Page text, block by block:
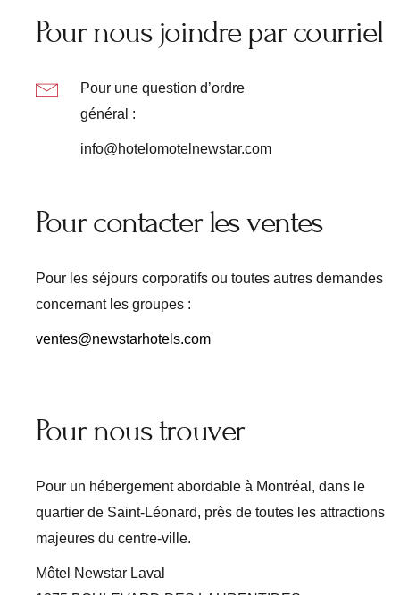
Pour nous joindre par courriel
Pour une question d’ordre
général :
info@hotelomotelnewstar.com
Pour contacter les ventes
Pour les séjours corporatifs ou toutes autres demandes
concernant les groupes :
ventes@newstarhotels.com
Pour nous trouver
Pour un hébergement abordable à Montréal, dans le
quartier de Saint-Léonard, près de toutes les attractions
majeures du centre-ville.
Môtel Newstar Laval